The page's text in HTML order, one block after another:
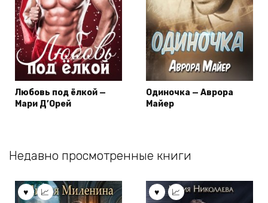
Любовь под ёлкой —
Мари Д’Орей
Одиночка — Аврора
Майер
Недавно просмотренные книги